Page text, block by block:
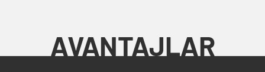
AVANTAJLAR